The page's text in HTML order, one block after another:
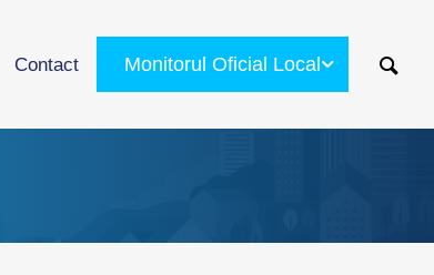
Contact Monitorul Oficial Local